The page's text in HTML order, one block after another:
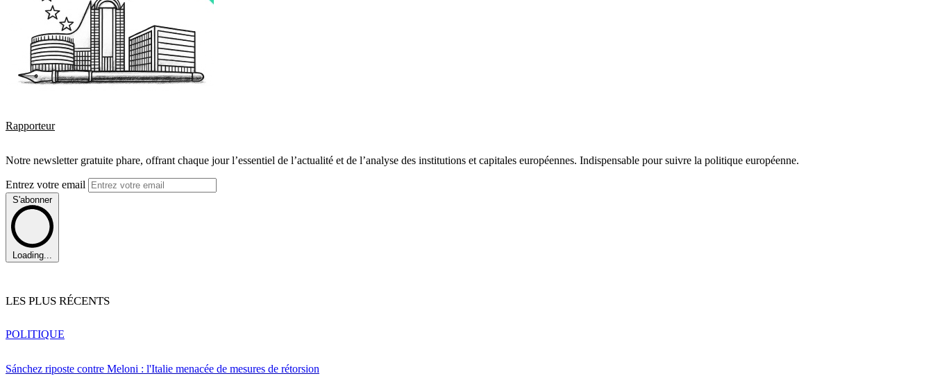
Rapporteur
Notre newsletter gratuite phare, offrant chaque jour l’essentiel de l’actualité et de l’analyse des institutions et capitales européennes. Indispensable pour suivre la politique européenne.
Entrez votre email
S'abonner
Loading...
LES PLUS RÉCENTS
Sánchez riposte contre Meloni : l'Italie menacée de mesures de rétorsion
POLITIQUE